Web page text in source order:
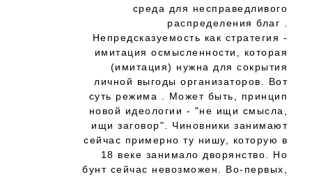
среда для несправедливого
распределения благ .
Непредсказуемость как стратегия -
имитация осмысленности, которая
(имитация) нужна для сокрытия
личной выгоды организаторов. Вот
суть режима . Может быть, принцип
новой идеологии - "не ищи смысла,
ищи заговор". Чиновники занимают
сейчас примерно ту нишу, которую в
18 веке занимало дворянство. Но
бунт сейчас невозможен. Во-первых,